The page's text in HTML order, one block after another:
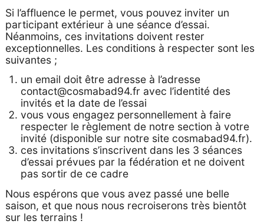
Si l’affluence le permet, vous pouvez inviter un
participant extérieur à une séance d’essai.
Néanmoins, ces invitations doivent rester
exceptionnelles. Les conditions à respecter sont les
suivantes ;
un email doit être adresse à l’adresse
contact@cosmabad94.fr avec l’identité des
invités et la date de l’essai
vous vous engagez personnellement à faire
respecter le règlement de notre section à votre
invité (disponible sur notre site cosmabad94.fr).
ces invitations s’inscrivent dans les 3 séances
d’essai prévues par la fédération et ne doivent
pas sortir de ce cadre
Nous espérons que vous avez passé une belle
saison, et que nous nous recroiserons très bientôt
sur les terrains !